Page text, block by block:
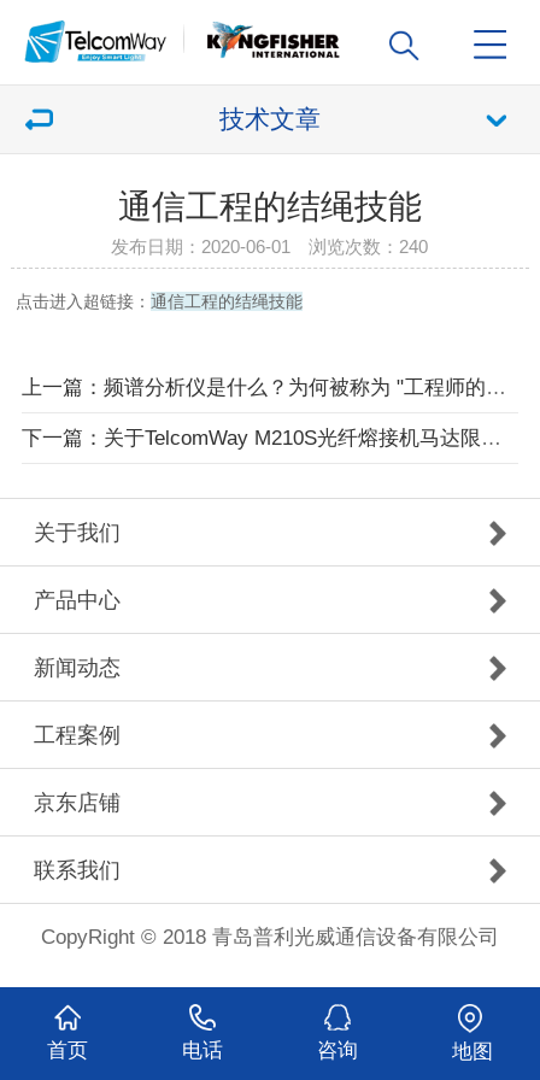
技术文章
通信工程的结绳技能
发布日期：2020-06-01 浏览次数： 240
点击进入超链接：通信工程的结绳技能
上一篇：频谱分析仪是什么？为何被称为 "工程师的射频万用表"
下一篇：关于TelcomWay M210S光纤熔接机马达限位的解决办法
关于我们
产品中心
新闻动态
工程案例
京东店铺
联系我们
CopyRight © 2018 青岛普利光威通信设备有限公司
首页 电话 咨询 地图